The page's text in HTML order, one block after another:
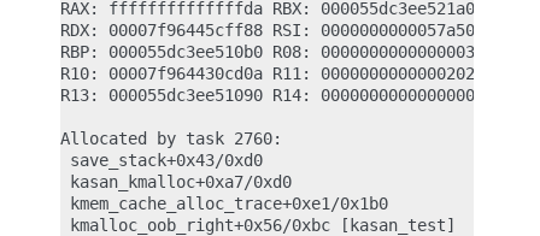
RAX: ffffffffffffffda RBX: 000055dc3ee521a0 RCX:
RDX: 00007f96445cff88 RSI: 0000000000057a50 RDI:
RBP: 000055dc3ee510b0 R08: 0000000000000003 R09:
R10: 00007f964430cd0a R11: 0000000000000202 R12:
R13: 000055dc3ee51090 R14: 0000000000000000 R15:
Allocated by task 2760:
save_stack+0x43/0xd0
kasan_kmalloc+0xa7/0xd0
kmem_cache_alloc_trace+0xe1/0x1b0
kmalloc_oob_right+0x56/0xbc [kasan_test]